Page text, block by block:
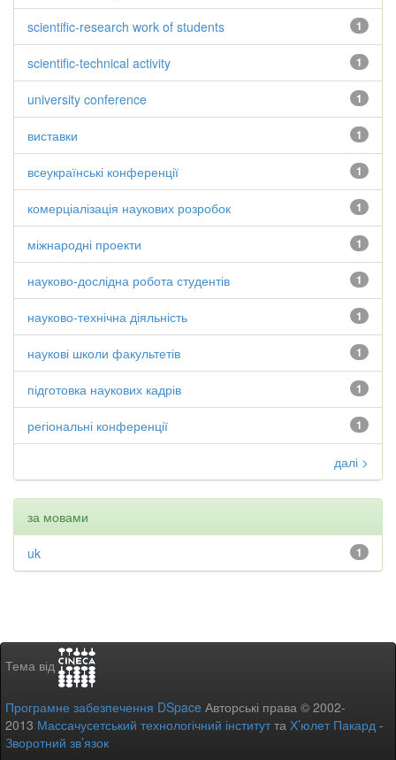
1
scientific-research work of students
1
scientific-technical activity
1
university conference
1
виставки
1
всеукраїнські конференції
1
комерціалізація наукових розробок
1
міжнародні проекти
1
науково-дослідна робота студентів
1
науково-технічна діяльність
1
наукові школи факультетів
1
підготовка наукових кадрів
1
регіональні конференції
далі >
за мовами
1
uk
Тема від
Програмне забезпечення DSpace Авторські права © 2002-
2013 Массачусетський технологічний інститутта Х’юлет Пакард -
Зворотний зв’язок